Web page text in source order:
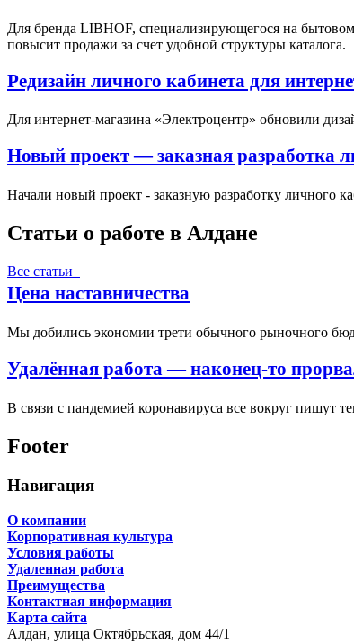
Для бренда LIBHOF, специализирующегося на
повысит продажи за счет удобной структуры каталога.
Редизайн личного кабинета для
Для интернет-магазина «Электроцентр» обновили
Новый проект — заказная разработка
Начали новый проект - заказную разработку личного
Статьи о работе в Алдане
Все статьи
Цена наставничества
Мы добились экономии трети обычного рыночного
Удалённая работа — наконец-то
В связи с пандемией коронавируса все вокруг пишут
Footer
Навигация
О компании
Корпоративная культура
Условия работы
Удаленная работа
Преимущества
Контактная информация
Карта сайта
Алдан, улица Октябрьская, дом 44/1